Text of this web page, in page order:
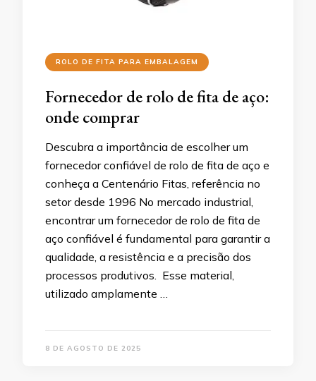
ROLO DE FITA PARA EMBALAGEM
Fornecedor de rolo de fita de aço:
onde comprar
Descubra a importância de escolher um
fornecedor confiável de rolo de fita de aço e
conheça a Centenário Fitas, referência no
setor desde 1996 No mercado industrial,
encontrar um fornecedor de rolo de fita de
aço confiável é fundamental para garantir a
qualidade, a resistência e a precisão dos
processos produtivos. Esse material,
utilizado amplamente …
8 DE AGOSTO DE 2025